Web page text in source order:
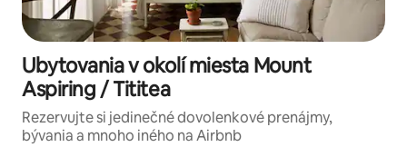
Ubytovania v okolí miesta Mount
Aspiring / Tititea
Rezervujte si jedinečné dovolenkové prenájmy,
bývania a mnoho iného na Airbnb